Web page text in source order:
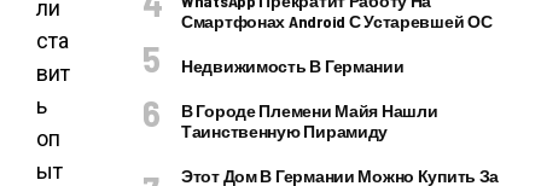
ли
ста
вит
ь
оп
ыт
Смартфонах Android С Устаревшей ОС
Недвижимость В Германии
В Городе Племени Майя Нашли
Таинственную Пирамиду
Этот Дом В Германии Можно Купить За